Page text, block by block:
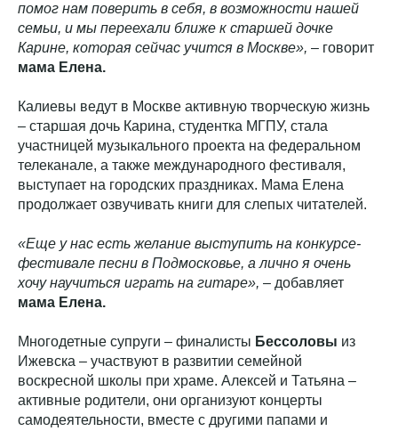
помог нам поверить в себя, в возможности нашей
семьи, и мы переехали ближе к старшей дочке
Карине, которая сейчас учится в Москве», – говорит
мама Елена.
Калиевы ведут в Москве активную творческую жизнь
– старшая дочь Карина, студентка МГПУ, стала
участницей музыкального проекта на федеральном
телеканале, а также международного фестиваля,
выступает на городских праздниках. Мама Елена
продолжает озвучивать книги для слепых читателей.
«Еще у нас есть желание выступить на конкурсе-
фестивале песни в Подмосковье, а лично я очень
хочу научиться играть на гитаре», – добавляет
мама Елена.
Многодетные супруги – финалисты Бессоловы из
Ижевска – участвуют в развитии семейной
воскресной школы при храме. Алексей и Татьяна –
активные родители, они организуют концерты
самодеятельности, вместе с другими папами и